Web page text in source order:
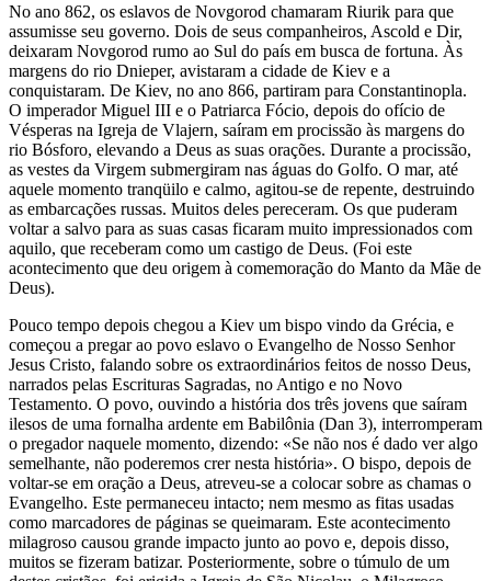
No ano 862, os eslavos de Novgorod chamaram Riurik para que
assumisse seu governo. Dois de seus companheiros, Ascold e Dir,
deixaram Novgorod rumo ao Sul do país em busca de fortuna. Às
margens do rio Dnieper, avistaram a cidade de Kiev e a
conquistaram. De Kiev, no ano 866, partiram para Constantinopla.
O imperador Miguel III e o Patriarca Fócio, depois do ofício de
Vésperas na Igreja de Vlajern, saíram em procissão às margens do
rio Bósforo, elevando a Deus as suas orações. Durante a procissão,
as vestes da Virgem submergiram nas águas do Golfo. O mar, até
aquele momento tranqüilo e calmo, agitou-se de repente, destruindo
as embarcações russas. Muitos deles pereceram. Os que puderam
voltar a salvo para as suas casas ficaram muito impressionados com
aquilo, que receberam como um castigo de Deus. (Foi este
acontecimento que deu origem à comemoração do Manto da Mãe de
Deus).
Pouco tempo depois chegou a Kiev um bispo vindo da Grécia, e
começou a pregar ao povo eslavo o Evangelho de Nosso Senhor
Jesus Cristo, falando sobre os extraordinários feitos de nosso Deus,
narrados pelas Escrituras Sagradas, no Antigo e no Novo
Testamento. O povo, ouvindo a história dos três jovens que saíram
ilesos de uma fornalha ardente em Babilônia (Dan 3), interromperam
o pregador naquele momento, dizendo: «Se não nos é dado ver algo
semelhante, não poderemos crer nesta história». O bispo, depois de
voltar-se em oração a Deus, atreveu-se a colocar sobre as chamas o
Evangelho. Este permaneceu intacto; nem mesmo as fitas usadas
como marcadores de páginas se queimaram. Este acontecimento
milagroso causou grande impacto junto ao povo e, depois disso,
muitos se fizeram batizar. Posteriormente, sobre o túmulo de um